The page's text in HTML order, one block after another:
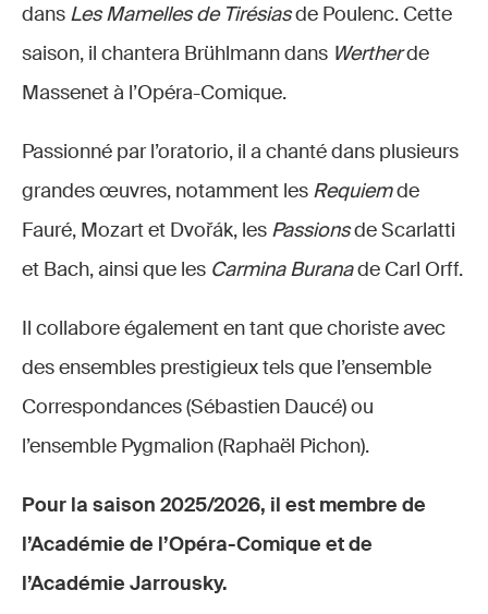
dans Les Mamelles de Tirésiasde Poulenc. Cette
saison, il chantera Brühlmann dans Wertherde
Massenet à l’Opéra-Comique.
Passionné par l’oratorio, il a chanté dans plusieurs
grandes œuvres, notamment les Requiemde
Fauré, Mozart et Dvořák, les Passionsde Scarlatti
et Bach, ainsi que les Carmina Buranade Carl Orff.
Il collabore également en tant que choriste avec
des ensembles prestigieux tels que l’ensemble
Correspondances (Sébastien Daucé) ou
l’ensemble Pygmalion (Raphaël Pichon).
Pour la saison 2025/2026, il est membre de
l’Académie de l’Opéra-Comique et de
l’Académie Jarrousky.